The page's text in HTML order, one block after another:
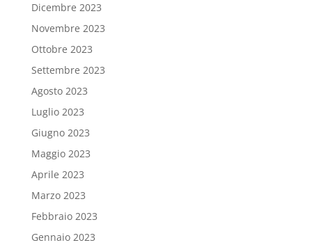
Dicembre 2023
Novembre 2023
Ottobre 2023
Settembre 2023
Agosto 2023
Luglio 2023
Giugno 2023
Maggio 2023
Aprile 2023
Marzo 2023
Febbraio 2023
Gennaio 2023